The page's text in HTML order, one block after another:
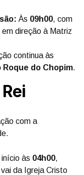
Às 09h00, com
em direção à Matriz
continua às
Roque do Chopim.
com a
início às 04h00,
da Igreja Cristo